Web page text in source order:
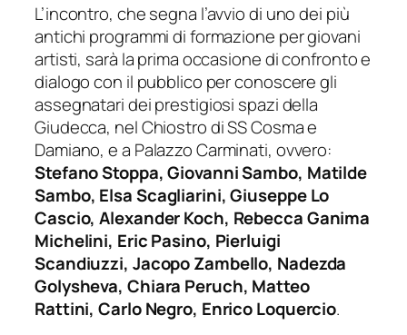
L’incontro, che segna l’avvio di uno dei più
antichi programmi di formazione per giovani
artisti, sarà la prima occasione di confronto e
dialogo con il pubblico per conoscere gli
assegnatari dei prestigiosi spazi della
Giudecca, nel Chiostro di SS Cosma e
Damiano, e a Palazzo Carminati, ovvero:
Stefano Stoppa, Giovanni Sambo, Matilde
Sambo, Elsa Scagliarini, Giuseppe Lo
Cascio, Alexander Koch, Rebecca Ganima
Michelini, Eric Pasino, Pierluigi
Scandiuzzi, Jacopo Zambello, Nadezda
Golysheva, Chiara Peruch, Matteo
Rattini, Carlo Negro, Enrico Loquercio.